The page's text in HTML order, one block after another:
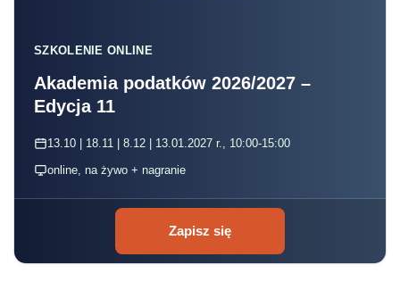
SZKOLENIE ONLINE
Akademia podatków 2026/2027 –
Edycja 11
13.10 | 18.11 | 8.12 | 13.01.2027 r., 10:00-15:00
online, na żywo + nagranie
Zapisz się